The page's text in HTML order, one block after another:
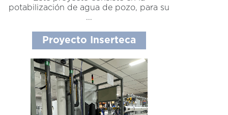
potabilización de agua de pozo, para su
...
Proyecto Inserteca